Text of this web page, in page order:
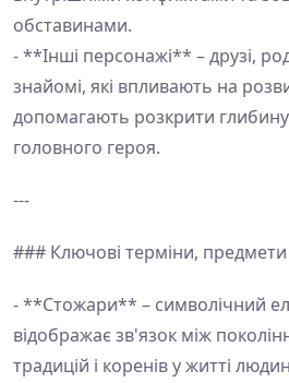
обставинами.
- **Інші персонажі** – друзi,
знайомі, які впливають на
допомагають розкрити
головного героя.
---
### Ключові терміни,
- **Стожари** – символічний
відображає зв'язок між
традицій і коренів у житті